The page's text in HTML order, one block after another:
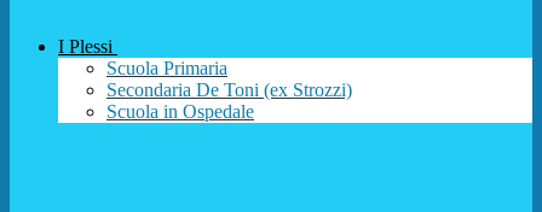
I Plessi
Scuola Primaria
Secondaria De Toni (ex Strozzi)
Scuola in Ospedale